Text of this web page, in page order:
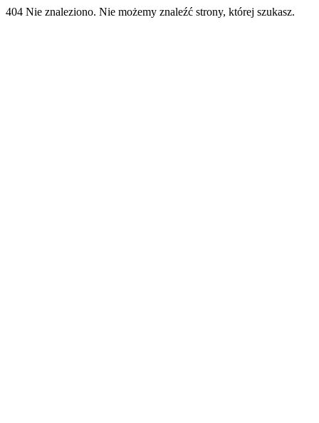
404 Nie znaleziono. Nie możemy znaleźć strony, której szukasz.